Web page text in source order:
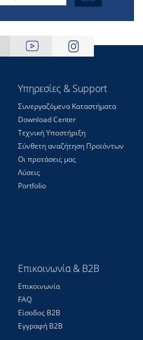
Υπηρεσίες & Support
Συνεργαζόμενα Καταστήματα
Download Center
Τεχνική Υποστήριξη
Σύνθετη αναζήτηση Προϊόντων
Οι προτάσεις μας
Λύσεις
Portfolio
Επικοινωνία & B2B
Επικοινωνία
FAQ
Είσοδος Β2Β
Εγγραφή Β2Β